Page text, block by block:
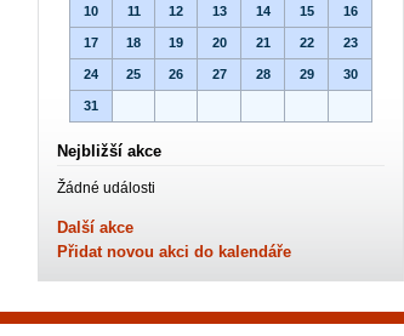
10 11 12 13 14 15 16
17 18 19 20 21 22 23
24 25 26 27 28 29 30
31
Nejbližší akce
Žádné události
Další akce
Přidat novou akci do kalendáře